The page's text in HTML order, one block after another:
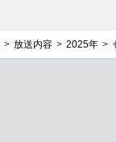
放送内容 2025年